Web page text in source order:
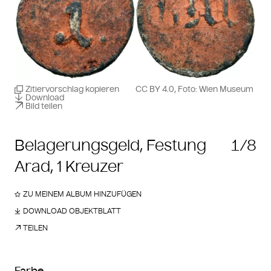
Belagerungsgeld, Festung
Arad, 1 Kreuzer
1/8
Zitiervorschlag kopieren
Download
Bild teilen
CC BY 4.0, Foto: Wien Museum
ZU MEINEM ALBUM HINZUFÜGEN
DOWNLOAD OBJEKTBLATT
TEILEN